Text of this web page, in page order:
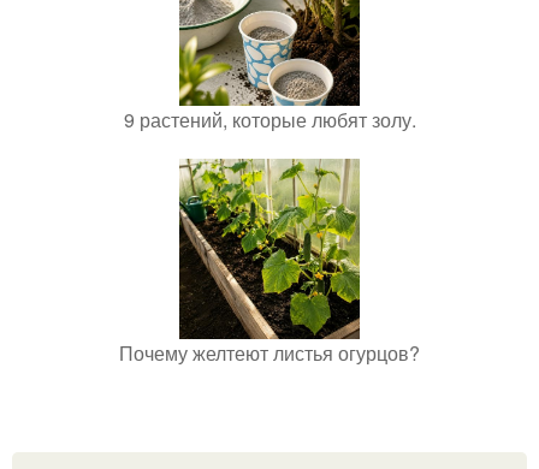
9 растений, которые любят золу.
Почему желтеют листья огурцов?